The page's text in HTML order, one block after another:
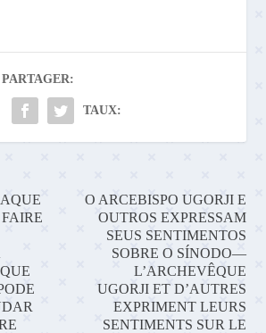
PARTAGER:
TAUX:
O ARCEBISPO UGORJI E
OUTROS EXPRESSAM
SEUS SENTIMENTOS
SOBRE O SÍNODO—
L’ARCHEVÊQUE
UGORJI ET D’AUTRES
EXPRIMENT LEURS
SENTIMENTS SUR LE